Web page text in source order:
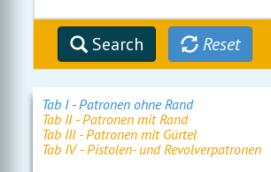
Search Reset
Tab I - Patronen ohne Rand
Tab II - Patronen mit Rand
Tab III - Patronen mit Gürtel
Tab IV - Pistolen- und Revolverpatronen